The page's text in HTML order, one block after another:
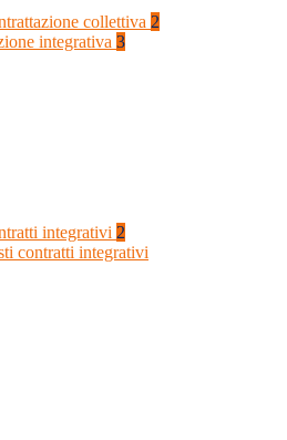
collettiva 2
integrativa 3
integrativi 2
contratti integrativi